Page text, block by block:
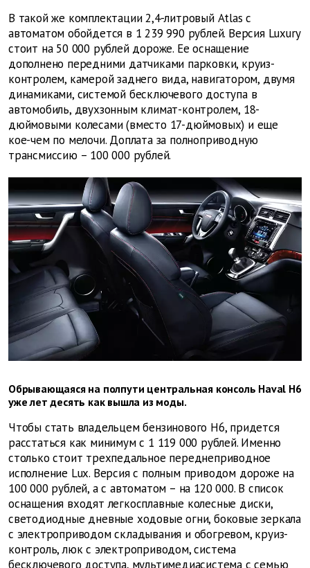
В такой же комплектации 2,4-литровый Atlas с
автоматом обойдется в 1 239 990 рублей. Версия Luxury
стоит на 50 000 рублей дороже. Ее оснащение
дополнено передними датчиками парковки, круиз-
контролем, камерой заднего вида, навигатором, двумя
динамиками, системой бесключевого доступа в
автомобиль, двухзонным климат-контролем, 18-
дюймовыми колесами (вместо 17-дюймовых) и еще
кое-чем по мелочи. Доплата за полноприводную
трансмиссию – 100 000 рублей.
Обрывающаяся на полпути центральная консоль Haval H6
уже лет десять как вышла из моды.
Чтобы стать владельцем бензинового Н6, придется
расстаться как минимум с 1 119 000 рублей. Именно
столько стоит трехпедальное переднеприводное
исполнение Lux. Версия с полным приводом дороже на
100 000 рублей, а с автоматом – на 120 000. В список
оснащения входят легкосплавные колесные диски,
светодиодные дневные ходовые огни, боковые зеркала
с электроприводом складывания и обогревом, круиз-
контроль, люк с электроприводом, система
бесключевого доступа, мультимедиасистема с семью